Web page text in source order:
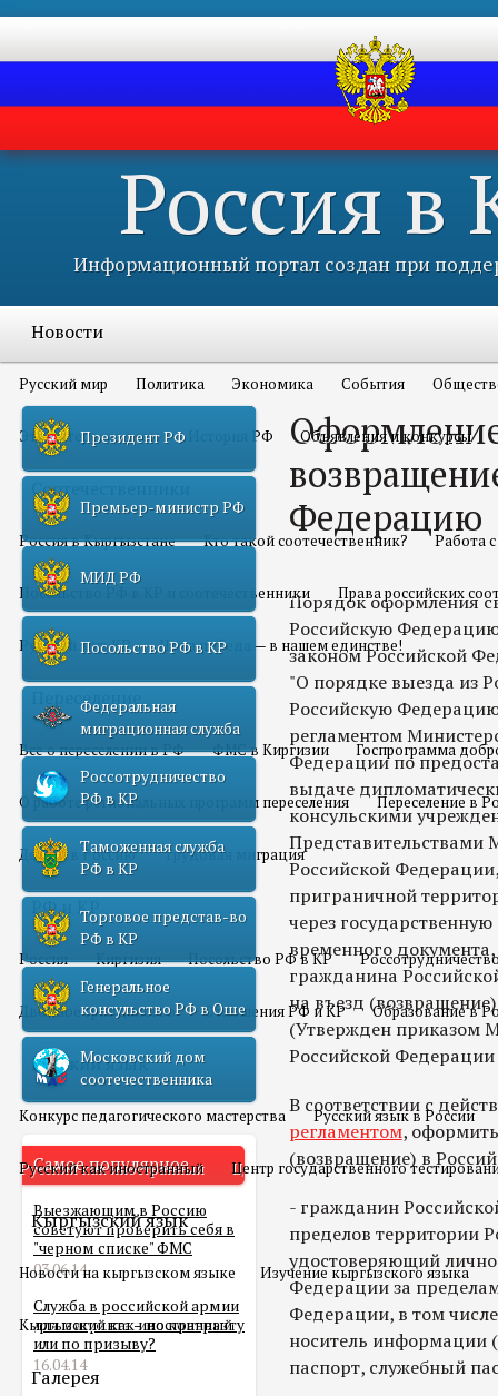
Россия в
Информационный портал создан при
Новости
Русский мир Политика Экономика События
Это интересно всем История РФ Объявления и конкурсы
Соотечественники
Россия в Кыргызстане Кто такой соотечественник? Работа
Посольство РФ в КР и соотечественники Права российских
Русский мир КР Наша победа — в нашем единстве!
Переселение
Все о переселении в РФ ФМС в Киргизии Госпрограмма
О работе региональных программ переселения Переселение в
Домой в Россию Трудовая миграция
РФ и КР
Россия Киргизия Посольство РФ в КР
Двойное гражданство Отношения РФ и КР Образование в
Русский язык
Конкурс педагогического мастерства Русский язык в России
Русский как иностранный Центр государственного
Кыргызский язык
Новости на кыргызском языке Изучение кыргызского языка
Кыргызский как иностранный
Галерея
Президент РФ
Премьер-министр РФ
МИД РФ
Посольство РФ в КР
Федеральная
миграционная служба
Россотрудничество
РФ в КР
Таможенная служба
РФ в КР
Торговое представ-во
РФ в КР
Генеральное
консульство РФ в Оше
Московский дом
соотечественника
Самое популярное
Выезжающим в Россию
советуют проверить себя в
"черном списке" ФМС
03.06.14
Служба в российской армии
для мигранта – по контракту
или по призыву?
16.04.14
Федерацию
Порядок оформления
Российскую
законом Российской
"О порядке выезда из
Российскую
регламентом
Федерации по
выдаче
консульскими
Представительствами
Российской
приграничной
через
временного
гражданина
на въезд
(Утвержден приказом
Российской Федерации
В соответствии с
регламентом,
(возвращение) в
- гражданин
пределов территории
удостоверяющий
Федерации за
Федерации, в том
носитель информации
паспорт, служебный